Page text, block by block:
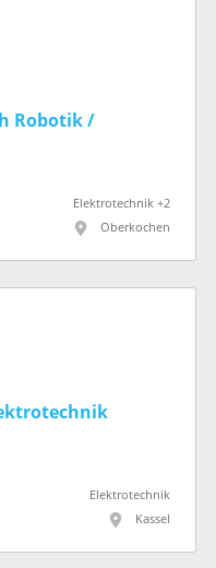
Robotik /
Elektrotechnik +2
Oberkochen
Elektrotechnik
Kassel